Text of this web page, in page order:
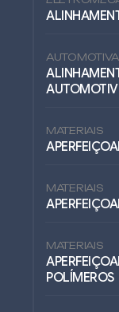
AUTOMOTIVA
MATERIAIS
MATERIAIS
MATERIAIS
POLÍMEROS